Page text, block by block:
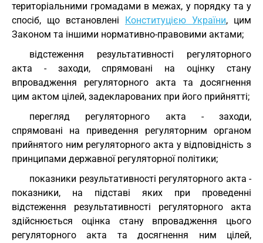
територіальними громадами в межах, у порядку та у
спосіб, що встановлені Конституцією України, цим
Законом та іншими нормативно-правовими актами;
відстеження результативності регуляторного
акта - заходи, спрямовані на оцінку стану
впровадження регуляторного акта та досягнення
цим актом цілей, задекларованих при його прийнятті;
перегляд регуляторного акта - заходи,
спрямовані на приведення регуляторним органом
прийнятого ним регуляторного акта у відповідність з
принципами державної регуляторної політики;
показники результативності регуляторного акта -
показники, на підставі яких при проведенні
відстеження результативності регуляторного акта
здійснюється оцінка стану впровадження цього
регуляторного акта та досягнення ним цілей,